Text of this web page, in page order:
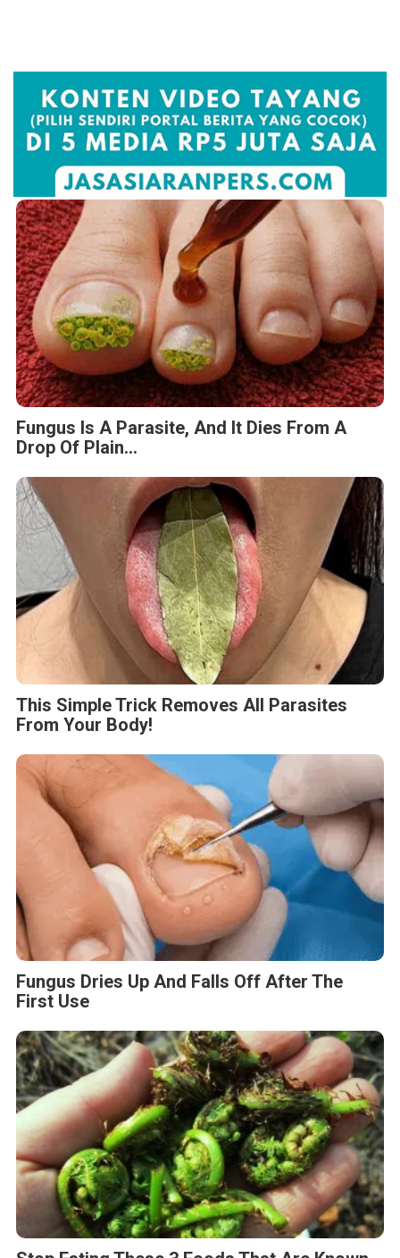
Fungus Is A Parasite, And It Dies From A
Drop Of Plain...
This Simple Trick Removes All Parasites
From Your Body!
Fungus Dries Up And Falls Off After The
First Use